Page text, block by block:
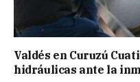
Valdés en Curuzú
hidráulicas ante la